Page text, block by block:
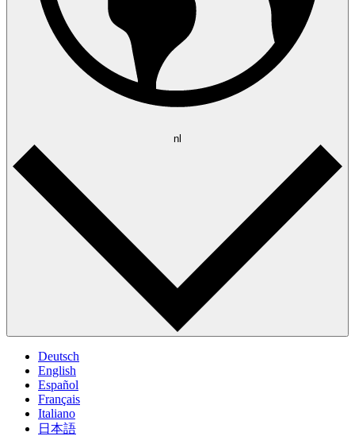
nl
Deutsch
English
Español
Français
Italiano
日本語